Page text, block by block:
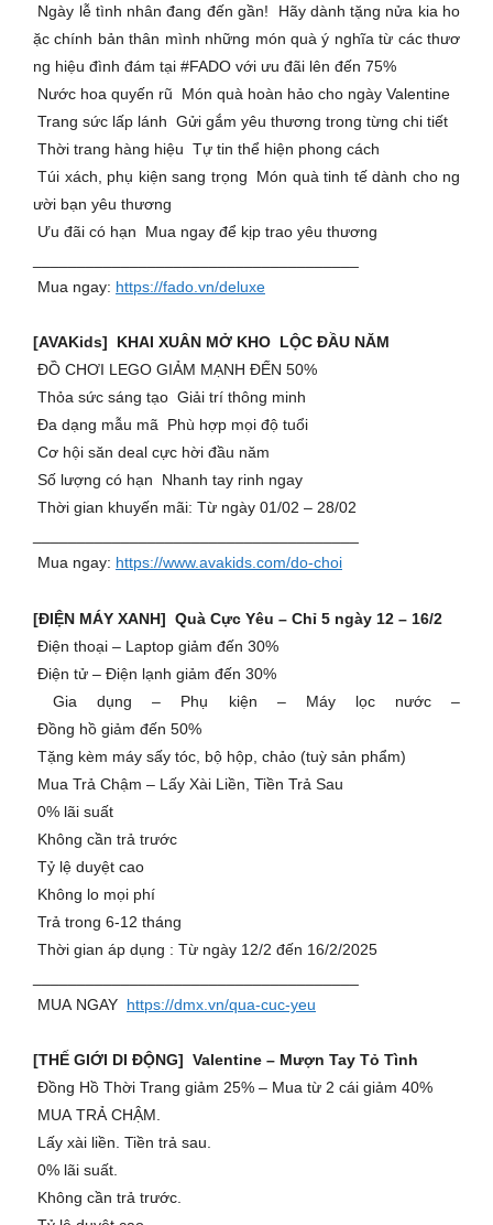
Ngày lễ tình nhân đang đến gần! Hãy dành tặng nửa kia ho
ặc chính bản thân mình những món quà ý nghĩa từ các thươ
ng hiệu đình đám tại #FADO với ưu đãi lên đến 75%
Nước hoa quyến rũ Món quà hoàn hảo cho ngày Valentine
Trang sức lấp lánh Gửi gắm yêu thương trong từng chi tiết
Thời trang hàng hiệu Tự tin thể hiện phong cách
Túi xách, phụ kiện sang trọng Món quà tinh tế dành cho ng
ười bạn yêu thương
Ưu đãi có hạn Mua ngay để kịp trao yêu thương
Mua ngay: https://fado.vn/deluxe
[AVAKids] KHAI XUÂN MỞ KHO LỘC ĐẦU NĂM
ĐỒ CHƠI LEGO GIẢM MẠNH ĐẾN 50%
Thỏa sức sáng tạo Giải trí thông minh
Đa dạng mẫu mã Phù hợp mọi độ tuổi
Cơ hội săn deal cực hời đầu năm
Số lượng có hạn Nhanh tay rinh ngay
Thời gian khuyến mãi: Từ ngày 01/02 – 28/02
Mua ngay: https://www.avakids.com/do-choi
[ĐIỆN MÁY XANH] Quà Cực Yêu – Chỉ 5 ngày 12 – 16/2
Điện thoại – Laptop giảm đến 30%
Điện tử – Điện lạnh giảm đến 30%
Gia dụng – Phụ kiện – Máy lọc nước –
Đồng hồ giảm đến 50%
Tặng kèm máy sấy tóc, bộ hộp, chảo (tuỳ sản phẩm)
Mua Trả Chậm – Lấy Xài Liền, Tiền Trả Sau
0% lãi suất
Không cần trả trước
Tỷ lệ duyệt cao
Không lo mọi phí
Trả trong 6-12 tháng
Thời gian áp dụng : Từ ngày 12/2 đến 16/2/2025
MUA NGAY https://dmx.vn/qua-cuc-yeu
[THẾ GIỚI DI ĐỘNG] Valentine – Mượn Tay Tỏ Tình
️ Đồng Hồ Thời Trang giảm 25% – Mua từ 2 cái giảm 40%
MUA TRẢ CHẬM.
Lấy xài liền. Tiền trả sau.
0% lãi suất.
Không cần trả trước.